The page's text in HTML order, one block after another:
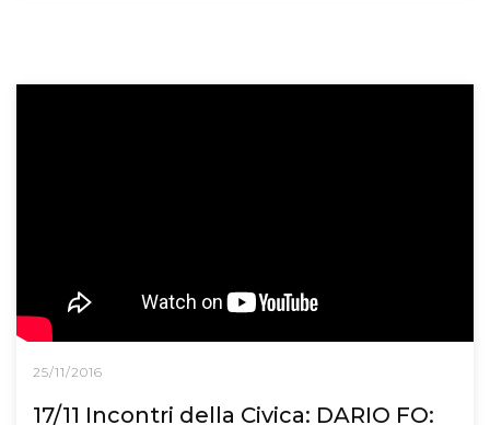
25/11/2016
17/11 Incontri della Civica: DARIO FO: